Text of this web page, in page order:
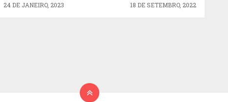
24 DE JANEIRO, 2023 18 DE SETEMBRO, 2022